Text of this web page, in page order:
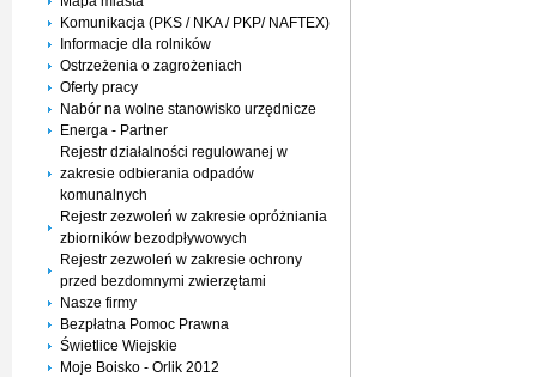
Komunikacja (PKS / NKA / PKP/ NAFTEX)
Informacje dla rolników
Ostrzeżenia o zagrożeniach
Oferty pracy
Nabór na wolne stanowisko urzędnicze
Energa - Partner
Rejestr działalności regulowanej w
zakresie odbierania odpadów
komunalnych
Rejestr zezwoleń w zakresie opróżniania
zbiorników bezodpływowych
Rejestr zezwoleń w zakresie ochrony
przed bezdomnymi zwierzętami
Nasze firmy
Bezpłatna Pomoc Prawna
Świetlice Wiejskie
Moje Boisko - Orlik 2012